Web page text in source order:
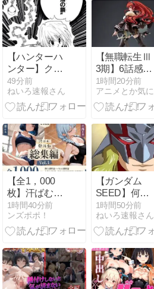
【ハンターハ
ンター】クラ
ピカ旅団相手
以外にも強す
ぎ
49分前
ねいろ速報さん
【無職転生Ⅲ
3期】6話感想
ネタバレ？元
カノとよりを
戻さない妻帯
1時間20分前
【全1，000
枚】汗ばむ部
活動 総集編
Vol.1 陸上部×
バレエ部｜寝
1時間40分前
ンズポポ！
【ガンダム
SEED】何が
面白いと思っ
てフラガマン
をこんな扱い
1時間50分前
ねいろ速報さん